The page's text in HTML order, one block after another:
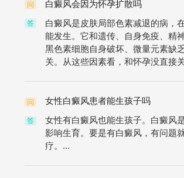
问 白癜风会因为怀孕扩散吗
答
白癜风是皮肤局部色素减退的病，
能发生。它和遗传、自身免疫、精
黑色素细胞自身破坏、微量元素缺
关。从这些因素看，和怀孕没直接
问 女性白癜风患者能生孩子吗
答
女性有白癜风也能生孩子。白癜风
影响生育。要是有白癜风，有问题
疗。...